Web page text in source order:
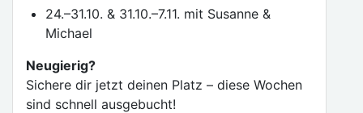
24.–31.10. & 31.10.–7.11. mit Susanne &
Michael
Neugierig?
Sichere dir jetzt deinen Platz – diese Wochen
sind schnell ausgebucht!